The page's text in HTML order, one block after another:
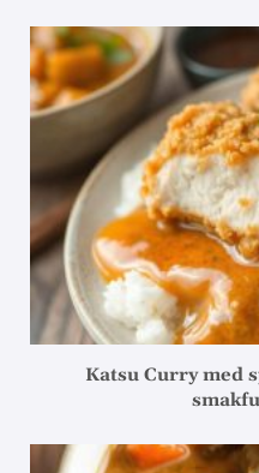
Katsu Curry med